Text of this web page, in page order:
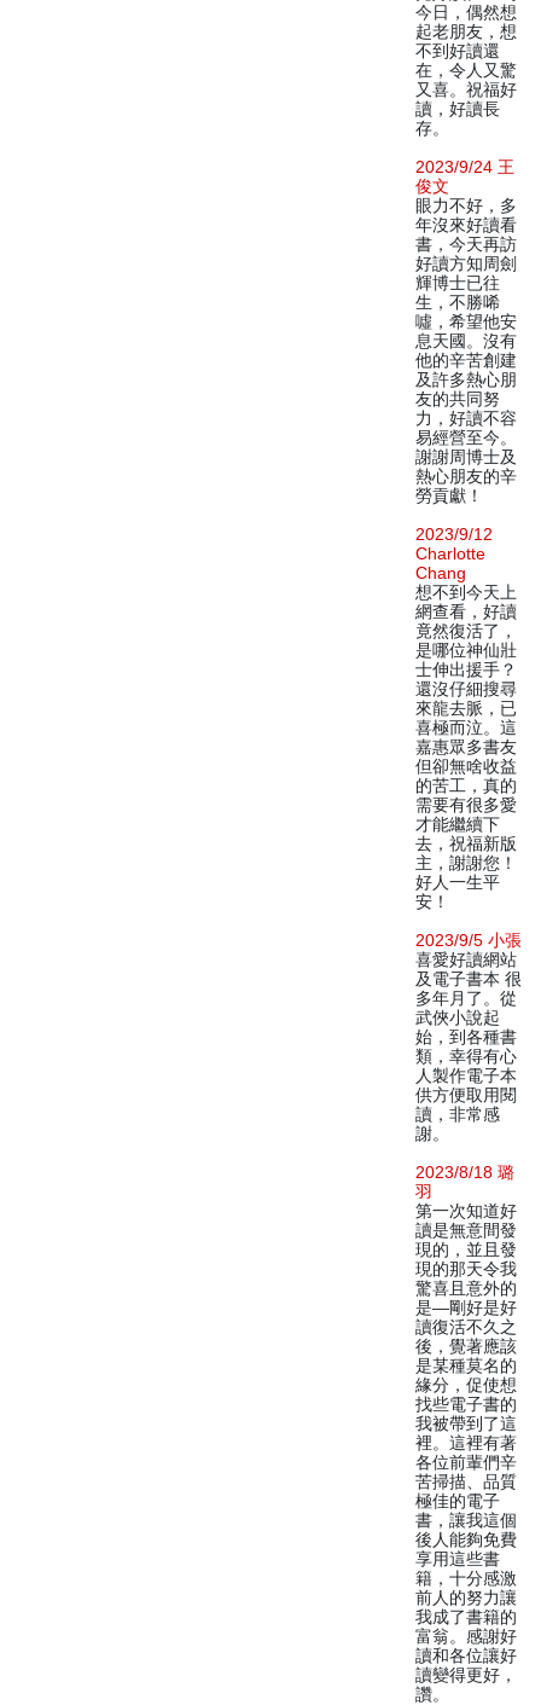
今日，偶然想
起老朋友，想
不到好讀還
在，令人又驚
又喜。祝福好
讀，好讀長
存。
2023/9/24 王
俊文
眼力不好，多
年沒來好讀看
書，今天再訪
好讀方知周劍
輝博士已往
生，不勝唏
噓，希望他安
息天國。沒有
他的辛苦創建
及許多熱心朋
友的共同努
力，好讀不容
易經營至今。
謝謝周博士及
熱心朋友的辛
勞貢獻！
2023/9/12
Charlotte
Chang
想不到今天上
網查看，好讀
竟然復活了，
是哪位神仙壯
士伸出援手？
還沒仔細搜尋
來龍去脈，已
喜極而泣。這
嘉惠眾多書友
但卻無啥收益
的苦工，真的
需要有很多愛
才能繼續下
去，祝福新版
主，謝謝您！
好人一生平
安！
2023/9/5 小張
喜愛好讀網站
及電子書本 很
多年月了。從
武俠小說起
始，到各種書
類，幸得有心
人製作電子本
供方便取用閱
讀，非常感
謝。
2023/8/18 璐
羽
第一次知道好
讀是無意間發
現的，並且發
現的那天令我
驚喜且意外的
是—剛好是好
讀復活不久之
後，覺著應該
是某種莫名的
緣分，促使想
找些電子書的
我被帶到了這
裡。這裡有著
各位前輩們辛
苦掃描、品質
極佳的電子
書，讓我這個
後人能夠免費
享用這些書
籍，十分感激
前人的努力讓
我成了書籍的
富翁。感謝好
讀和各位讓好
讀變得更好，
讚。